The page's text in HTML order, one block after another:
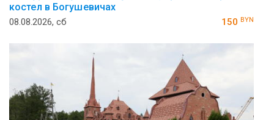
костел в Богушевичах
08.08.2026, сб 150 BYN